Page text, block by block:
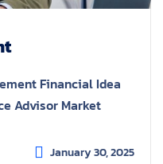
Financial Idea
Advisor Market
January 30, 2025